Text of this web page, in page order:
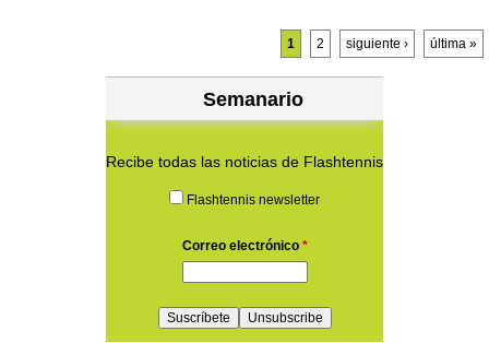
1 2 siguiente › última »
Semanario
Recibe todas las noticias de Flashtennis
Flashtennis newsletter
Correo electrónico *